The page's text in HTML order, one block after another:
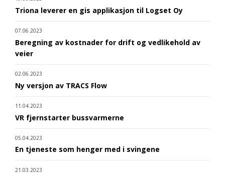
Triona leverer en gis applikasjon til Logset Oy
07.06.2023
Beregning av kostnader for drift og vedlikehold av
veier
02.06.2023
Ny versjon av TRACS Flow
11.04.2023
VR fjernstarter bussvarmerne
05.04.2023
En tjeneste som henger med i svingene
21.03.2023